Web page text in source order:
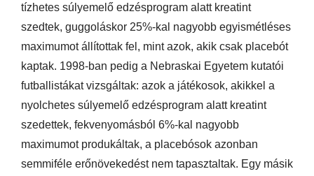
tízhetes súlyemelő edzésprogram alatt kreatint
szedtek, guggoláskor 25%-kal nagyobb egyismétléses
maximumot állítottak fel, mint azok, akik csak placebót
kaptak. 1998-ban pedig a Nebraskai Egyetem kutatói
futballistákat vizsgáltak: azok a játékosok, akikkel a
nyolchetes súlyemelő edzésprogram alatt kreatint
szedettek, fekvenyomásból 6%-kal nagyobb
maximumot produkáltak, a placebósok azonban
semmiféle erőnövekedést nem tapasztaltak. Egy másik